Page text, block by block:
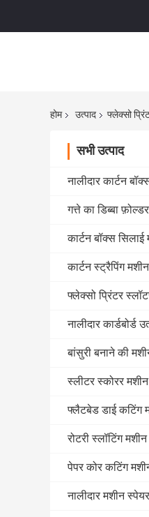
होम उत्पाद फ्लेक्सो
सभी उत्पाद
नालीदार कार्टन
गत्ते का डिब्बा
कार्टन बॉक्स सिलाई
कार्टन स्ट्रैपिंग मशीन
फ्लेक्सो प्रिंटर
नालीदार कार्डबोर्ड
बांसुरी बनाने की
स्लीटर स्कोरर मशीन
फ्लैटबेड डाई कटिंग
रोटरी स्लॉटिंग मशीन
पेपर कोर कटिंग
नालीदार मशीन